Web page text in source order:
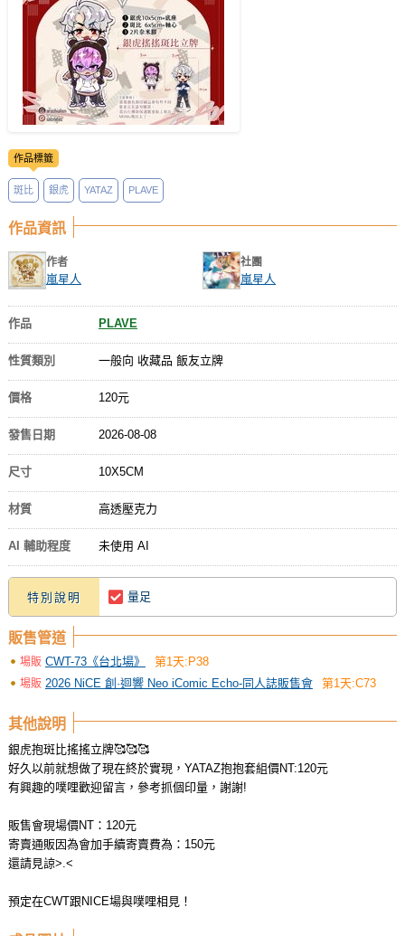
註冊會員
登入
作品標籤
斑比 銀虎 YATAZ PLAVE
作品資訊
作者
嵐星人
社團
嵐星人
作品 PLAVE
性質類別 一般向 收藏品 飯友立牌
價格 120元
發售日期 2026-08-08
尺寸 10X5CM
材質 高透壓克力
AI 輔助程度 未使用 AI
特別說明 量足
販售管道
場販 CWT-73《台北場》 第1天:P38
場販 2026 NiCE 創·迴響 Neo iComic Echo-同人誌販售會 第1天:C73
其他說明
銀虎抱斑比搖搖立牌🥰🥰🥰
好久以前就想做了現在終於實現，YATAZ抱抱套組價NT:120元
有興趣的噗哩歡迎留言，參考抓個印量，謝謝!
販售會現場價NT：120元
寄賣通販因為會加手續寄賣費為：150元
還請見諒>.<
預定在CWT跟NICE場與噗哩相見！